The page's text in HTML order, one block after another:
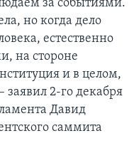
за событиями.
но когда дело
естественно
на стороне
и в целом,
заявил 2-го декабря
Давид
саммита